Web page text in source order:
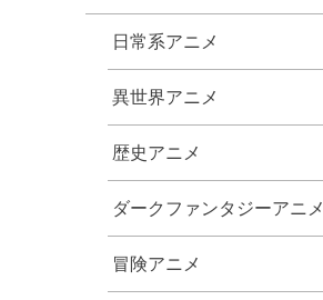
日常系アニメ
異世界アニメ
歴史アニメ
ダークファンタジーアニメ
冒険アニメ